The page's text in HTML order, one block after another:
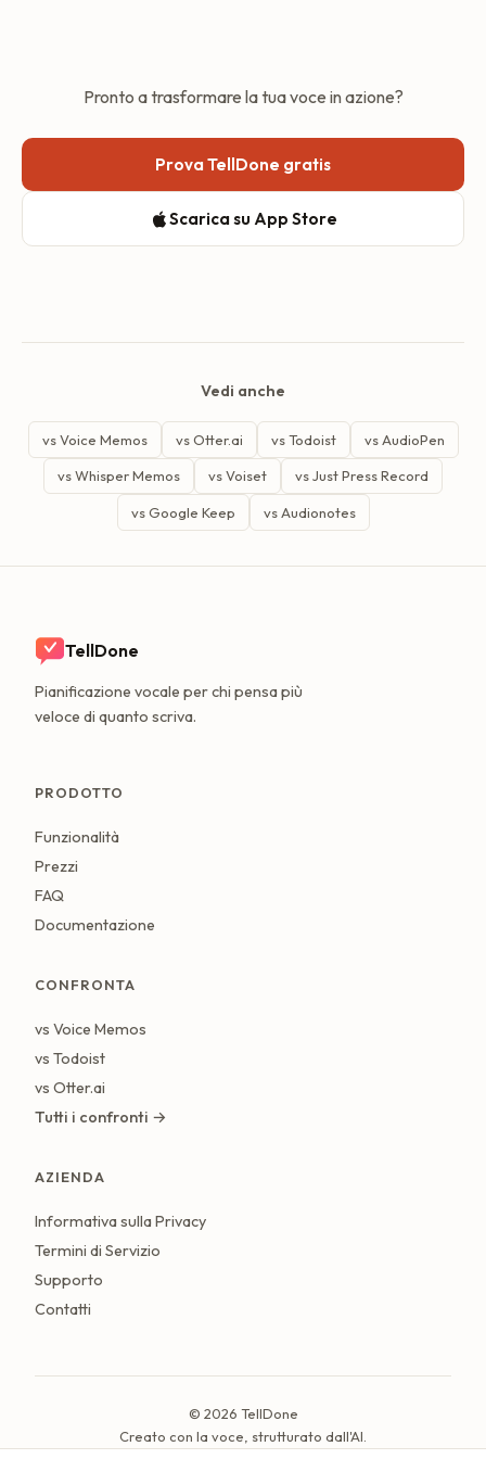
che vanno oltre Todoist.
Pronto a trasformare la tua voce in azione?
Prova TellDone gratis
Scarica su App Store
Vedi anche
vs Voice Memos vs Otter.ai vs Todoist vs AudioPen
vs Whisper Memos vs Voiset vs Just Press Record
vs Google Keep vs Audionotes
TellDone
Pianificazione vocale per chi pensa più
veloce di quanto scriva.
PRODOTTO
Funzionalità
Prezzi
FAQ
Documentazione
CONFRONTA
vs Voice Memos
vs Todoist
vs Otter.ai
Tutti i confronti →
AZIENDA
Informativa sulla Privacy
Termini di Servizio
Supporto
Contatti
© 2026 TellDone
Creato con la voce, strutturato dall'AI.